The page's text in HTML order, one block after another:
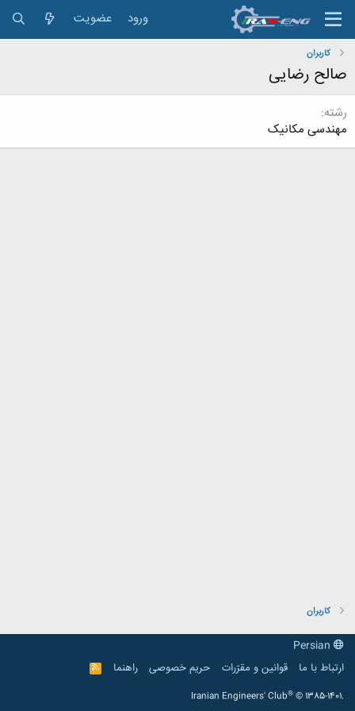
ورود عضویت
کاربران
صالح رضایی
رشته
مهندسی مکانیک
کاربران
ارتباط با ما
قوانین و مقرّرات حریم خصوصی راهنما
R
S
Iranian Engineers' Club® © 1385-1401.